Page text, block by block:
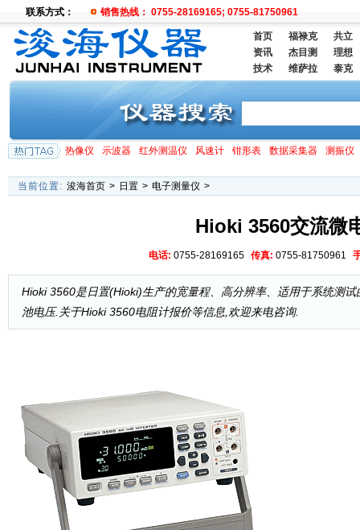
联系方式： 销售热线： 0755-28169165; 0755-81750961
首页 福禄克
共立
资讯
杰目测
理想
技术
维萨拉 泰克
热像仪 示波器 红外测温仪 风速计 钳形表 数据采集器 测振仪
当前位置: 浚海首页 > 日置 > 电子测量仪 >
Hioki 3560交流微
电话: 0755-28169165 传真: 0755-81750961
Hioki 3560是日置(Hioki)生产的宽量程、高分辨率、适用于系统测
池电压.关于Hioki 3560电阻计报价等信息,欢迎来电咨询.